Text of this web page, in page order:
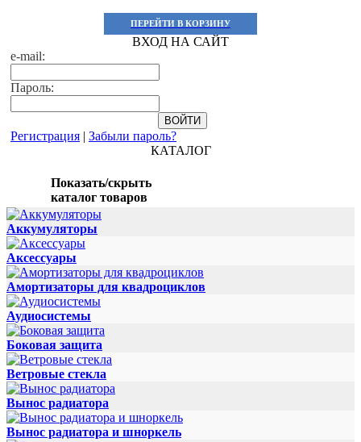
ПЕРЕЙТИ В КОРЗИНУ
ВХОД НА САЙТ
e-mail:
Пароль:
Регистрация | Забыли пароль?
КАТАЛОГ
Показать/скрыть
каталог товаров
Аккумуляторы
Аксессуары
Амортизаторы для квадроциклов
Аудиосистемы
Боковая защита
Ветровые стекла
Вынос радиатора
Вынос радиатора и шноркель